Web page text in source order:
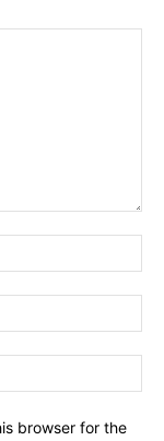
å få hørt og sjekket
oss musikken
browser for the